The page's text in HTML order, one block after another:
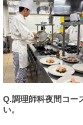
Q.調理師科夜間コー
い。